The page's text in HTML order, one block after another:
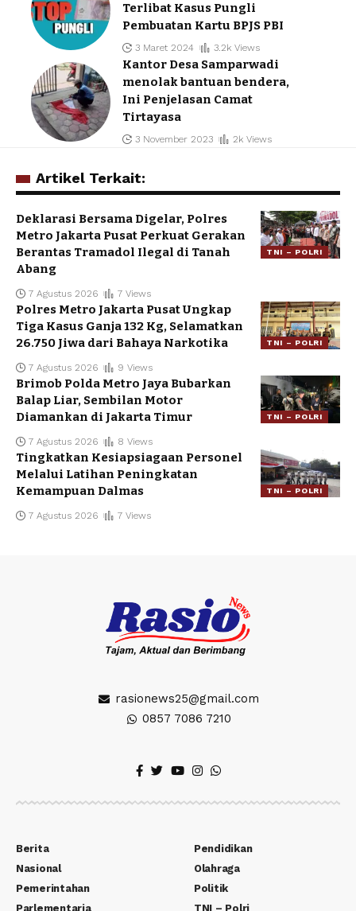
Terlibat Kasus Pungli
Pembuatan Kartu BPJS PBI
3 Maret 2024 3.2k Views
Kantor Desa Samparwadi
menolak bantuan bendera,
Ini Penjelasan Camat
Tirtayasa
3 November 2023 2k Views
Artikel Terkait:
TNI – POLRI
Deklarasi Bersama Digelar, Polres
Metro Jakarta Pusat Perkuat Gerakan
Berantas Tramadol Ilegal di Tanah
Abang
7 Agustus 2026 7 Views
TNI – POLRI
Polres Metro Jakarta Pusat Ungkap
Tiga Kasus Ganja 132 Kg, Selamatkan
26.750 Jiwa dari Bahaya Narkotika
7 Agustus 2026 9 Views
TNI – POLRI
Brimob Polda Metro Jaya Bubarkan
Balap Liar, Sembilan Motor
Diamankan di Jakarta Timur
7 Agustus 2026 8 Views
TNI – POLRI
Tingkatkan Kesiapsiagaan Personel
Melalui Latihan Peningkatan
Kemampuan Dalmas
7 Agustus 2026 7 Views
rasionews25@gmail.com
0857 7086 7210
Berita
Nasional
Pemerintahan
Parlementaria
Pendidikan
Olahraga
Politik
TNI – Polri